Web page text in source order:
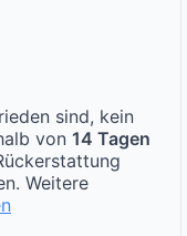
sind, kein
von 14 Tagen
Weitere